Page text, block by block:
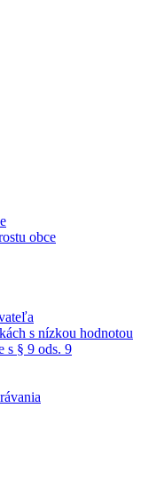
obce
s nízkou hodnotou
s § 9 ods. 9